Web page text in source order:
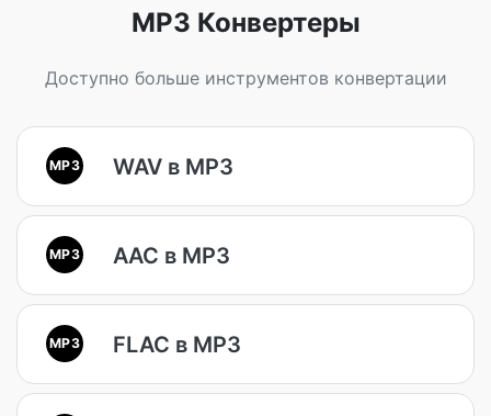
MP3 Конвертеры
Доступно больше инструментов конвертации
MP3 WAV в MP3
MP3 AAC в MP3
MP3 FLAC в MP3